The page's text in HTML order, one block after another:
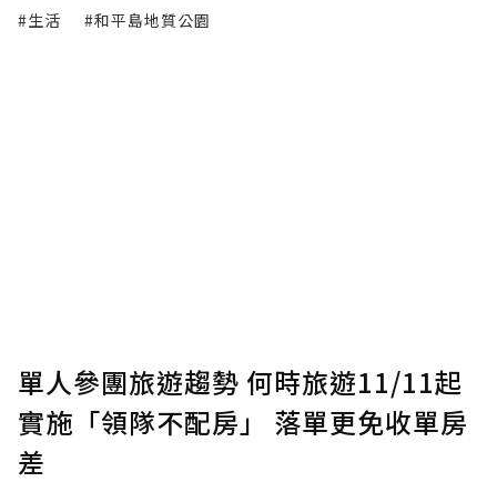
#生活 #和平島地質公園
單人參團旅遊趨勢 何時旅遊11/11起
實施「領隊不配房」 落單更免收單房
差